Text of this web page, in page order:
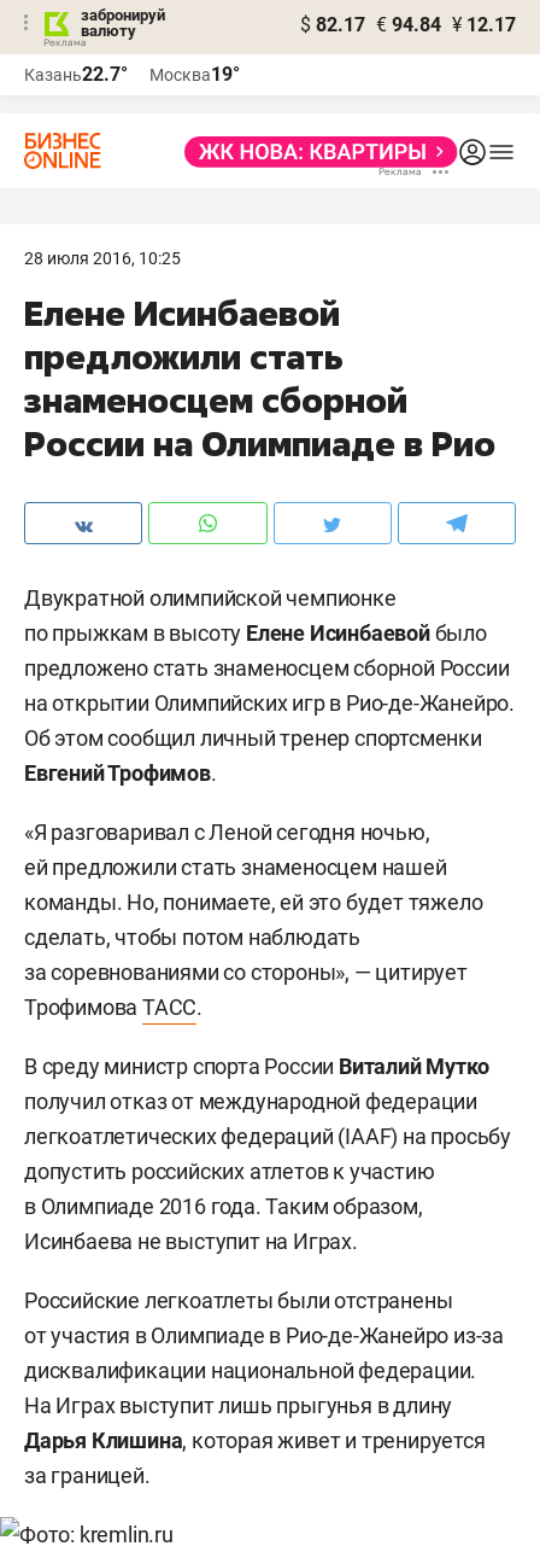
забронируй
валюту
$ 82.17 € 94.84 ¥ 12.17
Казань22.7° Москва19°
28 июля 2016, 10:25
Елене Исинбаевой
предложили стать
знаменосцем сборной
России на Олимпиаде в Рио
Двукратной олимпийской чемпионке
по прыжкам в высоту Елене Исинбаевойбыло
предложено стать знаменосцем сборной России
на открытии Олимпийских игр в Рио-де-Жанейро.
Об этом сообщил личный тренер спортсменки
Евгений Трофимов.
«Я разговаривал с Леной сегодня ночью,
ей предложили стать знаменосцем нашей
команды. Но, понимаете, ей это будет тяжело
сделать, чтобы потом наблюдать
за соревнованиями со стороны», — цитирует
ТрофимоваТАСС.
В среду министр спорта России Виталий Мутко
получил отказ от международной федерации
легкоатлетических федераций (IAAF) на просьбу
допустить российских атлетов к участию
в Олимпиаде 2016 года. Таким образом,
Исинбаева не выступит на Играх.
Российские легкоатлеты были отстранены
от участия в Олимпиаде в Рио-де-Жанейро из-за
дисквалификации национальной федерации.
На Играх выступит лишь прыгунья в длину
Дарья Клишина, которая живет и тренируется
за границей.